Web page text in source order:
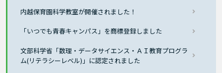
内越保育園科学教室が開催されました！
「いつでも青春キャンパス」を商標登録しました
文部科学省「数理・データサイエンス・ＡＩ教育プログラ
ム(リテラシーレベル)」に認定されました